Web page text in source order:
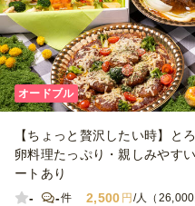
オードブル
【ちょっと贅沢したい時】と
卵料理たっぷり・親しみやす
ートあり
-
-件 2,500 円 /人（26,000